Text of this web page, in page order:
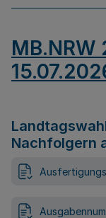
MB.NRW
Nachfolgern